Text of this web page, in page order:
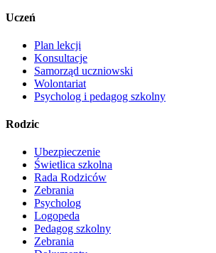
Uczeń
Plan lekcji
Konsultacje
Samorząd uczniowski
Wolontariat
Psycholog i pedagog szkolny
Rodzic
Ubezpieczenie
Świetlica szkolna
Rada Rodziców
Zebrania
Psycholog
Logopeda
Pedagog szkolny
Zebrania